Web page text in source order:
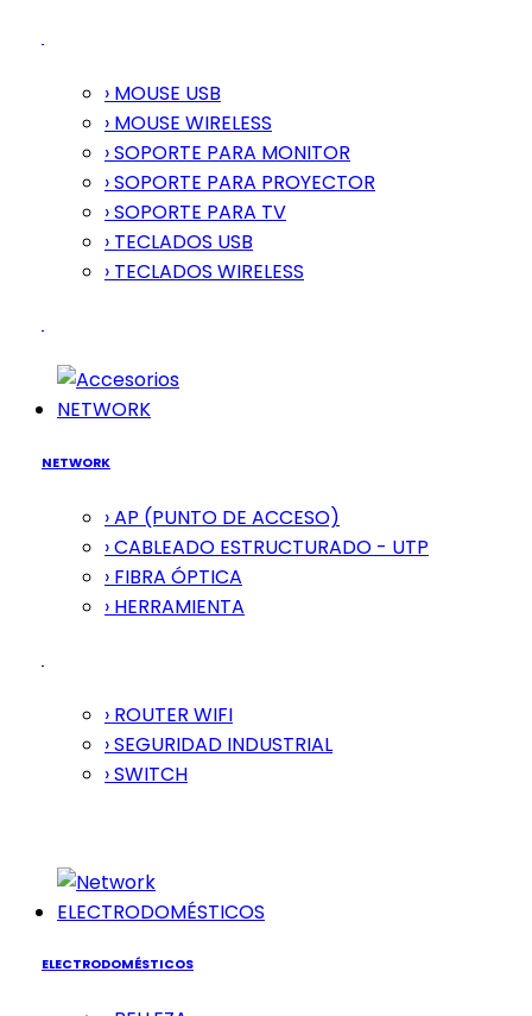
› MOUSE USB
› MOUSE WIRELESS
› SOPORTE PARA MONITOR
› SOPORTE PARA PROYECTOR
› SOPORTE PARA TV
› TECLADOS USB
› TECLADOS WIRELESS
NETWORK
NETWORK
› AP (PUNTO DE ACCESO)
› CABLEADO ESTRUCTURADO - UTP
› FIBRA ÓPTICA
› HERRAMIENTA
› ROUTER WIFI
› SEGURIDAD INDUSTRIAL
› SWITCH
ELECTRODOMÉSTICOS
ELECTRODOMÉSTICOS